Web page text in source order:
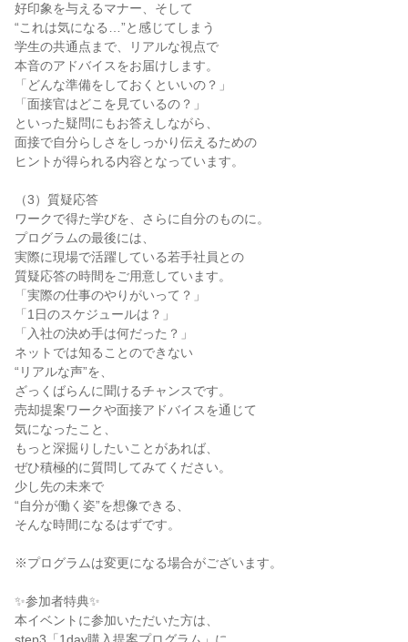
好印象を与えるマナー、そして
“これは気になる…”と感じてしまう
学生の共通点まで、リアルな視点で
本音のアドバイスをお届けします。
「どんな準備をしておくといいの？」
「面接官はどこを見ているの？」
といった疑問にもお答えしながら、
面接で自分らしさをしっかり伝えるための
ヒントが得られる内容となっています。
（3）質疑応答
ワークで得た学びを、さらに自分のものに。
プログラムの最後には、
実際に現場で活躍している若手社員との
質疑応答の時間をご用意しています。
「実際の仕事のやりがいって？」
「1日のスケジュールは？」
「入社の決め手は何だった？」
ネットでは知ることのできない
“リアルな声”を、
ざっくばらんに聞けるチャンスです。
売却提案ワークや面接アドバイスを通じて
気になったこと、
もっと深掘りしたいことがあれば、
ぜひ積極的に質問してみてください。
少し先の未来で
“自分が働く姿”を想像できる、
そんな時間になるはずです。
※プログラムは変更になる場合がございます。
✨参加者特典✨
本イベントに参加いただいた方は、